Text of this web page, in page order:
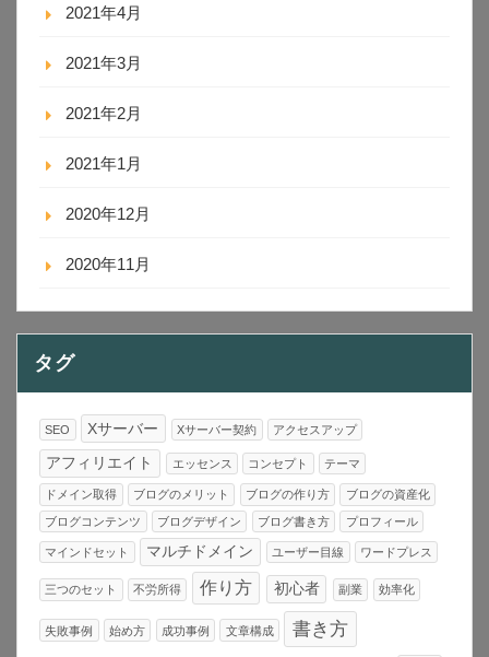
2021年4月
2021年3月
2021年2月
2021年1月
2020年12月
2020年11月
タグ
SEO Xサーバー Xサーバー契約 アクセスアップ
アフィリエイト エッセンス コンセプト テーマ
ドメイン取得 ブログのメリット ブログの作り方 ブログの資産化
ブログコンテンツ ブログデザイン ブログ書き方 プロフィール
マインドセット マルチドメイン ユーザー目線 ワードプレス
三つのセット 不労所得 作り方 初心者 副業 効率化
失敗事例 始め方 成功事例 文章構成 書き方